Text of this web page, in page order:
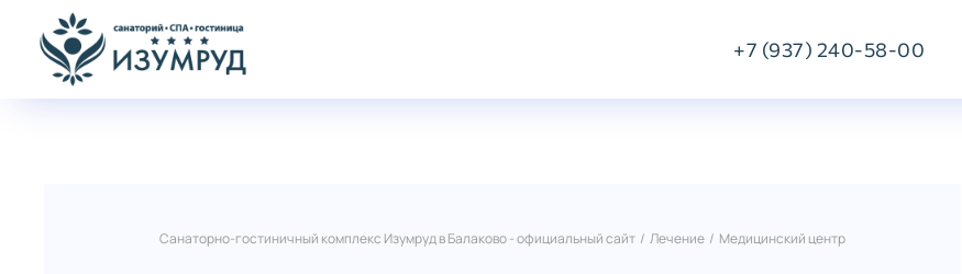
+7 (937) 240-58-00
Звонок или онлайн-
Санаторно-гостиничный комплекс Изумруд в Балаково - официальный сайт /Лечение / Медицинский центр